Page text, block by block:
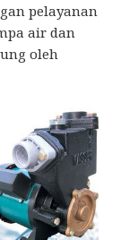
pelayanan
air dan
oleh